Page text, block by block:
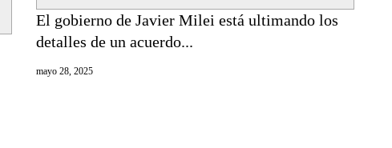
El gobierno de Javier Milei está ultimando los
detalles de un acuerdo...
mayo 28, 2025